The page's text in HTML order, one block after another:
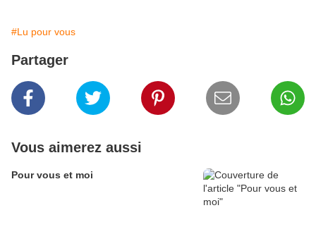
#Lu pour vous
Partager
Vous aimerez aussi
Pour vous et moi